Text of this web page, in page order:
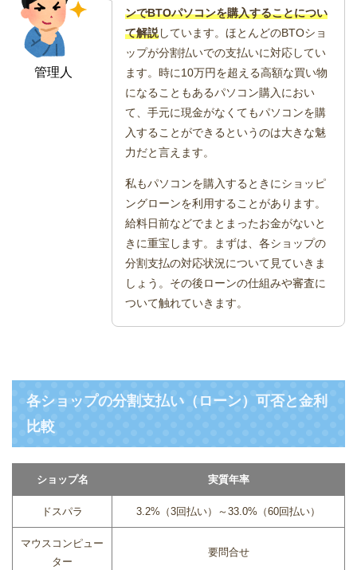
管理人
ンでBTOパソコンを購入することについ
て解説しています。ほとんどのBTOショ
ップが分割払いでの支払いに対応してい
ます。時に10万円を超える高額な買い物
になることもあるパソコン購入におい
て、手元に現金がなくてもパソコンを購
入することができるというのは大きな魅
力だと言えます。
私もパソコンを購入するときにショッピ
ングローンを利用することがあります。
給料日前などでまとまったお金がないと
きに重宝します。まずは、各ショップの
分割支払の対応状況について見ていきま
しょう。その後ローンの仕組みや審査に
ついて触れていきます。
各ショップの分割支払い（ローン）可否と金利
比較
ショップ名 実質年率
ドスパラ 3.2%（3回払い）～33.0%（60回払い）
マウスコンピュー
ター
要問合せ